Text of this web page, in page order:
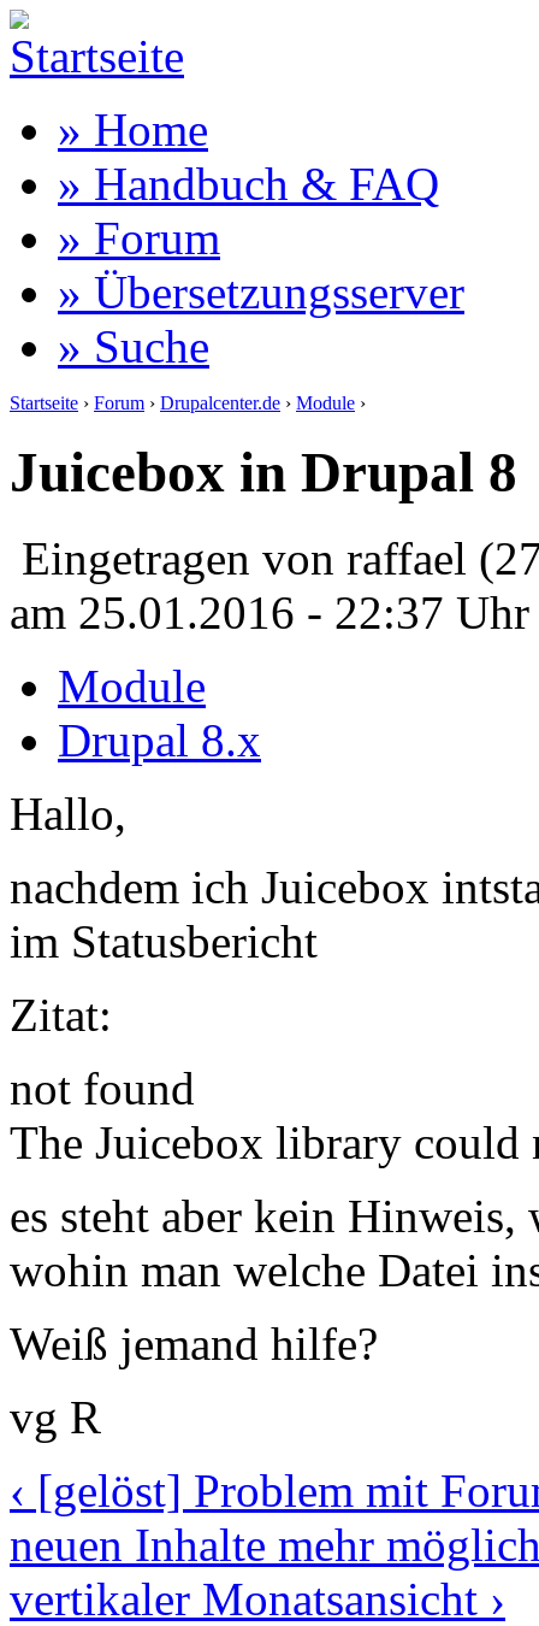
» Home
» Handbuch & FAQ
» Forum
» Übersetzungsserver
» Suche
Startseite › Forum › Drupalcenter.de › Module ›
Juicebox in Drupal 8
Eingetragen von raffael
am 25.01.2016 - 22:37 Uhr
Module
Drupal 8.x
Hallo,
nachdem ich Juicebox
im Statusbericht
Zitat:
not found
The Juicebox library could
es steht aber kein
wohin man welche Datei
Weiß jemand hilfe?
vg R
‹ [gelöst] Problem mit
neuen Inhalte mehr
vertikaler Monatsansicht ›